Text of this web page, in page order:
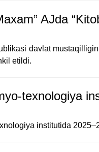
AJda
davlat
etildi.
texnologiya
institutida